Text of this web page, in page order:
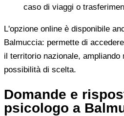
caso di viaggi o
L'opzione online è disponibile
Balmuccia: permette di
il territorio nazionale, ampliando
possibilità di scelta.
Domande e
psicologo a